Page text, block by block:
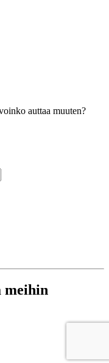
auttaa muuten?
meihin